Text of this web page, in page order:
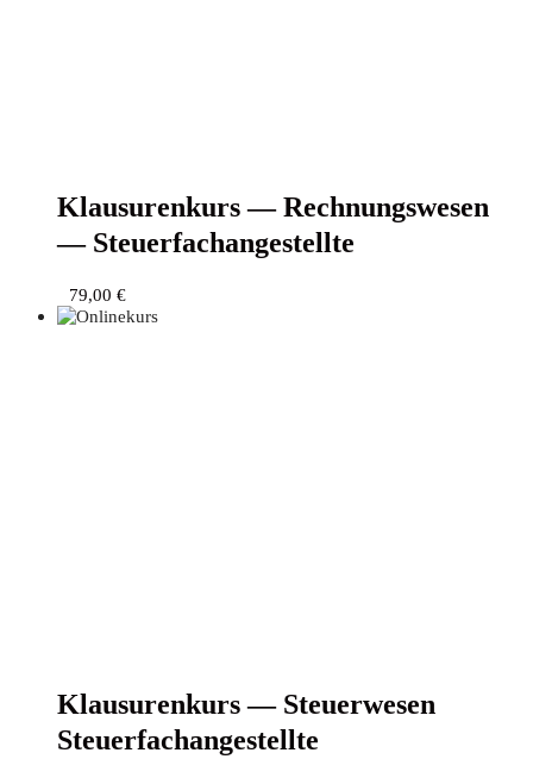
Klau­su­ren­kurs — Rech­nungs­we­sen
— Steuerfachangestellte
79,00 €
Klau­su­ren­kurs — Steu­er­we­sen
Steuerfachangestellte